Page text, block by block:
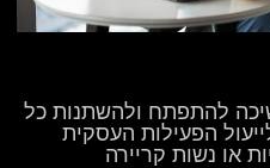
להתפתח ולהשתנות כל
הפעילות העסקית
או נשות קריירה